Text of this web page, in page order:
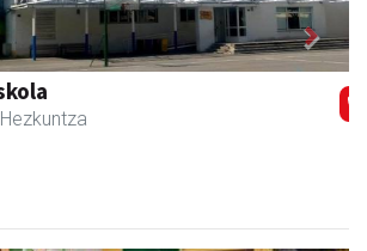
- Hezkuntza
Next